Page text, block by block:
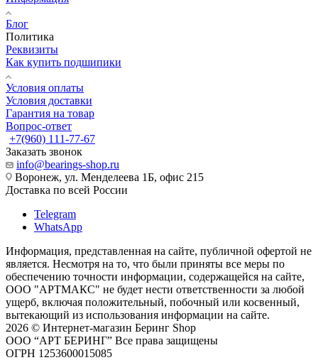
Блог
Политика
Реквизиты
Как купить подшипики
Условия оплаты
Условия доставки
Гарантия на товар
Вопрос-ответ
+7(960) 111-77-67
Заказать звонок
info@bearings-shop.ru
Воронеж, ул. Менделеева 1Б, офис 215
Доставка по всей России
Telegram
WhatsApp
Информация, представленная на сайте, публичной офертой не
является. Несмотря на то, что были приняты все меры по
обеспечению точности информации, содержащейся на сайте,
ООО "АРТМАКС" не будет нести ответственности за любой
ущерб, включая положительный, побочный или косвенный,
вытекающий из использования информации на сайте.
2026 © Интернет-магазин Беринг Shop
ООО “АРТ БЕРИНГ” Все права защищены
ОГРН 1253600015085